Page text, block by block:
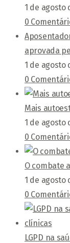
1 de agosto
0
aprovada
1 de agosto
0
Mais
1 de agosto
0
O combate
1 de agosto
0
LGPD na